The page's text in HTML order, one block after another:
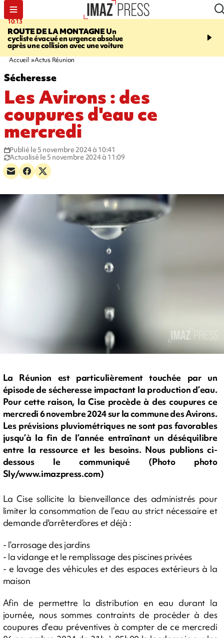
10:13
ROUTE DE LA MONTAGNEUn
cycliste évacué en urgence absolue
après une collision avec une voiture
12:23
peuvent éclater et
Accueil Actus Réunion
Sécheresse
Les Avirons : des
coupures d'eau ce
mercredi
Publié le 5 novembre 2024 à 10:41
Actualisé le 5 novembre 2024 à 11:09
La Réunion est particulièrement touchée par un
épisode de sécheresse impactant la production d’eau.
Pour cette raison, la Cise procède à des coupures ce
mercredi 6 novembre 2024 sur la commune des Avirons.
Les prévisions pluviométriques ne sont pas favorables
jusqu’à la fin de l’année entraînant un déséquilibre
entre la ressource et les besoins. Nous publions ci-
dessous le communiqué (Photo photo
Sly/www.imazpress.com)
La Cise sollicite la bienveillance des administrés pour
limiter la consommation de l’eau au strict nécessaire et
demande d'arrêterd’ores et déjà :
- l’arrosage des jardins
- la vidange et le remplissage des piscines privées
- e lavage des véhicules et des espaces extérieurs à la
maison
Afin de permettre la distribution en eau durant la
journée, nous sommes contraints de procéder à des
coupures d’eau préventives à compter de ce mercredi